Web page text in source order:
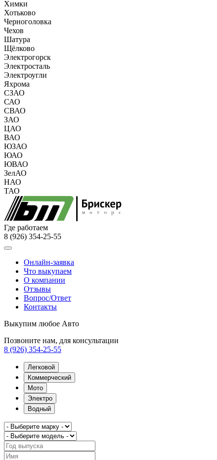
Химки
Хотьково
Черноголовка
Чехов
Шатура
Щёлково
Электрогорск
Электросталь
Электроугли
Яхрома
СЗАО
САО
СВАО
ЗАО
ЦАО
ВАО
ЮЗАО
ЮАО
ЮВАО
ЗелАО
НАО
ТАО
Где работаем
8 (926) 354-25-55
Онлайн-заявка
Что выкупаем
О компании
Отзывы
Вопрос/Ответ
Контакты
Выкупим любое Авто
Позвоните нам, для консультации
8 (926) 354-25-55
Легковой
Коммерческий
Мото
Электро
Водный